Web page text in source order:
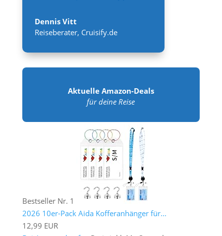
Dennis Vitt
Reiseberater, Cruisify.de
Aktuelle Amazon-Deals
für deine Reise
Bestseller Nr. 1
2026 10er-Pack Aida Kofferanhänger für...
12,99 EUR